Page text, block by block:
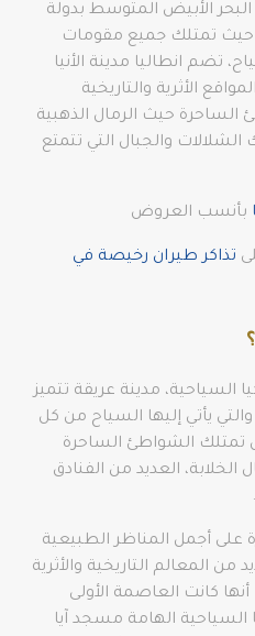
الأبيض المتوسط بدولة
حيث تمتلك جميع مقومات
تضم انطاليا مدينة الأنيا
الأثرية والتاريخية
الساحرة حيث الرمال الذهبية
والجبال التي تتمتع
بأنسب العروض
تذاكر طيران رخيصة في
مدينة عريقة تتميز
يأتي إليها السياح من كل
تمتلك الشواطئ الساحرة
العديد من الفنادق
على أجمل المناظر الطبيعية
المعالم التاريخية والأثرية
كانت العاصمة الأولى
السياحية الهامة مسجد آيا